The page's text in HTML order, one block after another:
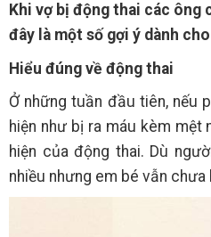
Khi vợ bị động thai các ông
đây là một số gợi ý dành
Hiểu đúng về động thai
Ở những tuần đầu tiên, nếu
hiện như bị ra máu kèm mệt
hiện của động thai. Dù
nhiều nhưng em bé vẫn chưa